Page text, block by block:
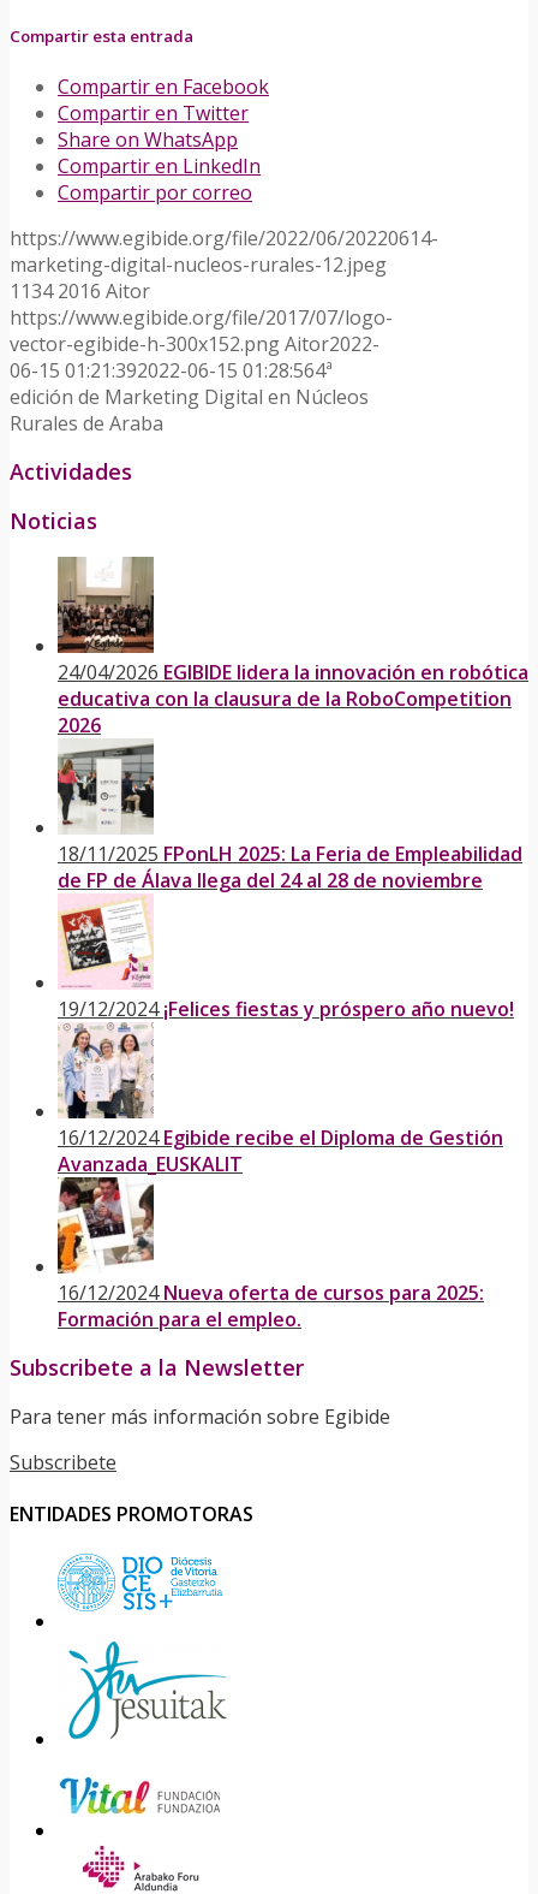
Compartir esta entrada
Compartir en Facebook
Compartir en Twitter
Share on WhatsApp
Compartir en LinkedIn
Compartir por correo
https://www.egibide.org/file/2022/06/20220614-
marketing-digital-nucleos-rurales-12.jpeg
1134 2016 Aitor
https://www.egibide.org/file/2017/07/logo-
vector-egibide-h-300x152.pngAitor2022-
06-15 01:21:392022-06-15 01:28:564ª
edición de Marketing Digital en Núcleos
Rurales de Araba
Actividades
Noticias
24/04/2026 EGIBIDE lidera la innovación en robótica
educativa con la clausura de la RoboCompetition
2026
18/11/2025 FPonLH 2025: La Feria de Empleabilidad
de FP de Álava llega del 24 al 28 de noviembre
19/12/2024 ¡Felices fiestas y próspero año nuevo!
16/12/2024 Egibide recibe el Diploma de Gestión
Avanzada_EUSKALIT
16/12/2024 Nueva oferta de cursos para 2025:
Formación para el empleo.
Subscribete a la Newsletter
Para tener más información sobre Egibide
Subscribete
ENTIDADES PROMOTORAS